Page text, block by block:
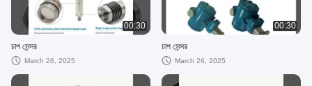
00:30
চাপ সেন্সর
March 26, 2025
00:30
চাপ সেন্সর
March 26, 2025